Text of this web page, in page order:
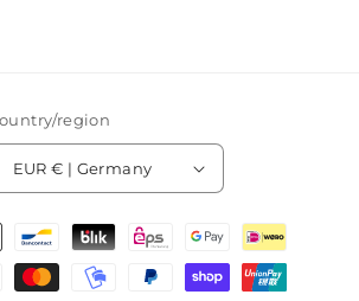
region
EUR € | Germany